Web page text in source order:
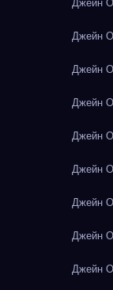
Джейн
Джейн
Джейн
Джейн
Джейн
Джейн
Джейн
Джейн
Джейн